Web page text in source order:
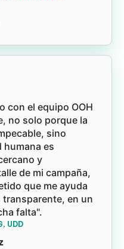
con el equipo OOH
no solo porque la
sino
humana es
y
de mi campaña,
que me ayuda
transparente, en un
falta".
UDD